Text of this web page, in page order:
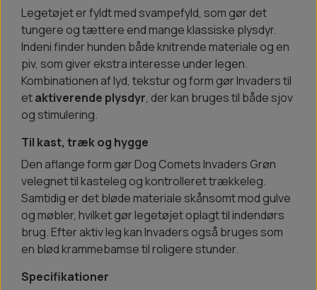
Legetøjet er fyldt med svampefyld, som gør det
tungere og tættere end mange klassiske plysdyr.
Indeni finder hunden både knitrende materiale og en
piv, som giver ekstra interesse under legen.
Kombinationen af lyd, tekstur og form gør Invaders til
etaktiverende plysdyr, der kan bruges til både sjov
og stimulering.
Til kast, træk og hygge
Den aflange form gør Dog Comets Invaders Grøn
velegnet til kasteleg og kontrolleret trækkeleg.
Samtidig er det bløde materiale skånsomt mod gulve
og møbler, hvilket gør legetøjet oplagt til indendørs
brug. Efter aktiv leg kan Invaders også bruges som
en blød krammebamse til roligere stunder.
Specifikationer